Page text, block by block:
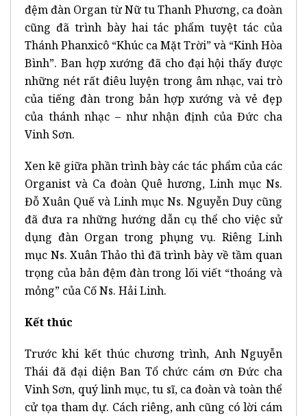
đệm đàn Organ từ Nữ tu Thanh Phương, ca đoàn
cũng đã trình bày hai tác phẩm tuyệt tác của
Thánh Phanxicô “Khúc ca Mặt Trời” và “Kinh Hòa
Bình”. Ban hợp xướng đã cho đại hội thấy được
những nét rất điêu luyện trong âm nhạc, vai trò
của tiếng đàn trong bản hợp xướng và vẻ đẹp
của thánh nhạc – như nhận định của Đức cha
Vinh Sơn.
Xen kẽ giữa phần trình bày các tác phẩm của các
Organist và Ca đoàn Quê hương, Linh mục Ns.
Đỗ Xuân Quế và Linh mục Ns. Nguyễn Duy cũng
đã đưa ra những hướng dẫn cụ thể cho việc sử
dụng đàn Organ trong phụng vụ. Riêng Linh
mục Ns. Xuân Thảo thì đã trình bày về tầm quan
trọng của bản đệm đàn trong lối viết “thoáng và
mỏng” của Cố Ns. Hải Linh.
Kết thúc
Trước khi kết thúc chương trình, Anh Nguyễn
Thái đã đại diện Ban Tổ chức cám ơn Đức cha
Vinh Sơn, quý linh mục, tu sĩ, ca đoàn và toàn thể
cử tọa tham dự. Cách riêng, anh cũng có lời cám